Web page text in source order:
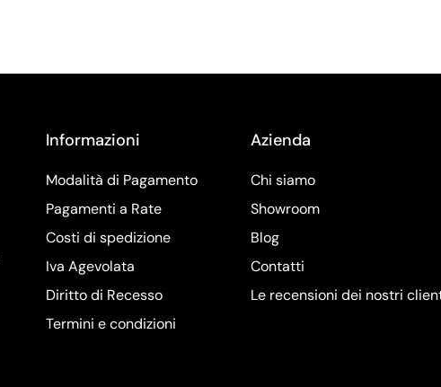
Informazioni
Modalità di Pagamento
Pagamenti a Rate
Costi di spedizione
Iva Agevolata
Diritto di Recesso
Termini e condizioni
Azienda
Chi siamo
Showroom
Blog
Contatti
Le recensioni dei nostri